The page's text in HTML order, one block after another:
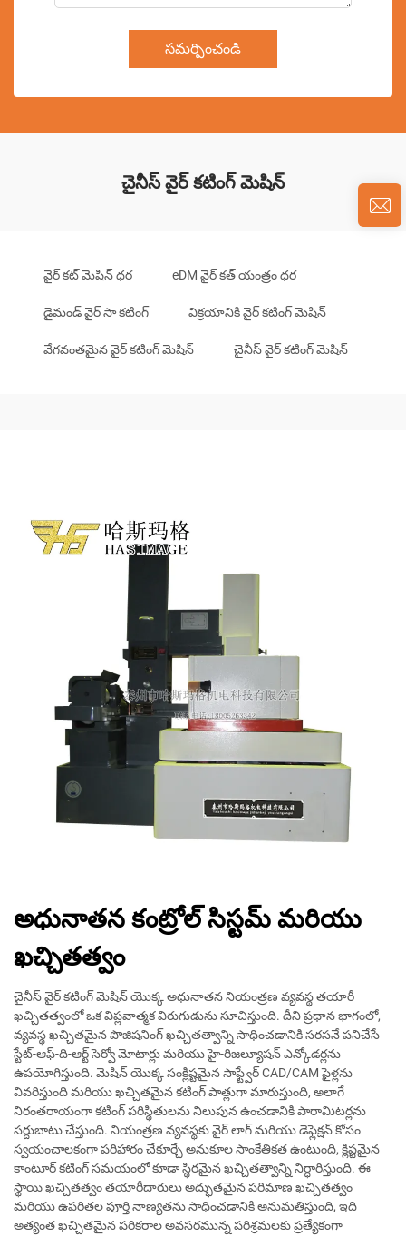
సమర్పించండి
చైనీస్ వైర్ కటింగ్ మెషిన్
వైర్ కట్ మెషిన్ ధర eDM వైర్ కత్ యంత్రం ధర
డైమండ్ వైర్ సా కటింగ్ విక్రయానికి వైర్ కటింగ్ మెషిన్
వేగవంతమైన వైర్ కటింగ్ మెషిన్ చైనీస్ వైర్ కటింగ్ మెషిన్
అధునాతన కంట్రోల్ సిస్టమ్ మరియు
ఖచ్చితత్వం
చైనీస్ వైర్ కటింగ్ మెషిన్ యొక్క అధునాతన నియంత్రణ వ్యవస్థ తయారీ
ఖచ్చితత్వంలో ఒక విప్లవాత్మక విరుగుడును సూచిస్తుంది. దీని ప్రధాన భాగంలో,
వ్యవస్థ ఖచ్చితమైన పొజిషనింగ్ ఖచ్చితత్వాన్ని సాధించడానికి సరసనే పనిచేసే
స్టేట్-ఆఫ్-ది-ఆర్ట్ సెర్వో మోటార్లు మరియు హై-రిజల్యూషన్ ఎన్కోడర్లను
ఉపయోగిస్తుంది. మెషిన్ యొక్క సంక్లిష్టమైన సాఫ్ట్వేర్ CAD/CAM ఫైళ్లను
వివరిస్తుంది మరియు ఖచ్చితమైన కటింగ్ పాత్లుగా మారుస్తుంది, అలాగే
నిరంతరాయంగా కటింగ్ పరిస్థితులను నిలుపున ఉంచడానికి పారామిటర్లను
సర్దుబాటు చేస్తుంది. నియంత్రణ వ్యవస్థకు వైర్ లాగ్ మరియు డెఫ్లెక్షన్ కోసం
స్వయంచాలకంగా పరిహారం చేకూర్చే అనుకూల సాంకేతికత ఉంటుంది, క్లిష్టమైన
కాంటూర్ కటింగ్ సమయంలో కూడా స్థిరమైన ఖచ్చితత్వాన్ని నిర్ధారిస్తుంది. ఈ
స్థాయి ఖచ్చితత్వం తయారీదారులు అద్భుతమైన పరిమాణ ఖచ్చితత్వం
మరియు ఉపరితల పూర్తి నాణ్యతను సాధించడానికి అనుమతిస్తుంది, ఇది
అత్యంత ఖచ్చితమైన పరికరాల అవసరమున్న పరిశ్రమలకు ప్రత్యేకంగా